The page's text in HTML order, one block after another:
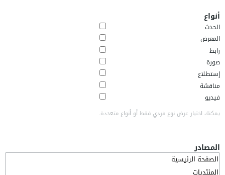
أنواع
الحدث
المعرض
رابط
صورة
إستطلاع
مناقشة
فيديو
يمكنك اختيار عرض نوع فردي فقط أو أنواع متعددة.
المصادر